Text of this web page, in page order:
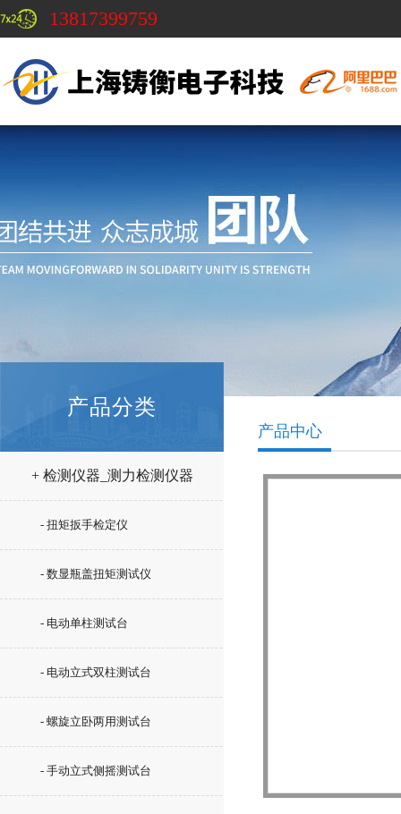
13817399759
产品分类
+ 检测仪器_测力检测仪器
- 扭矩扳手检定仪
- 数显瓶盖扭矩测试仪
- 电动单柱测试台
- 电动立式双柱测试台
- 螺旋立卧两用测试台
- 手动立式侧摇测试台
产品中心